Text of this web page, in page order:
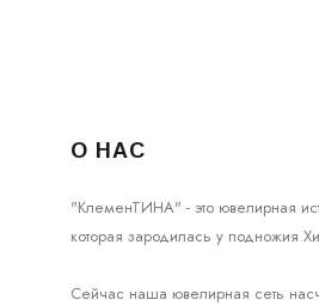
О НАС
"КлеменТИНА" - это ювелирная
которая зародилась у подножия
Сейчас наша ювелирная сеть